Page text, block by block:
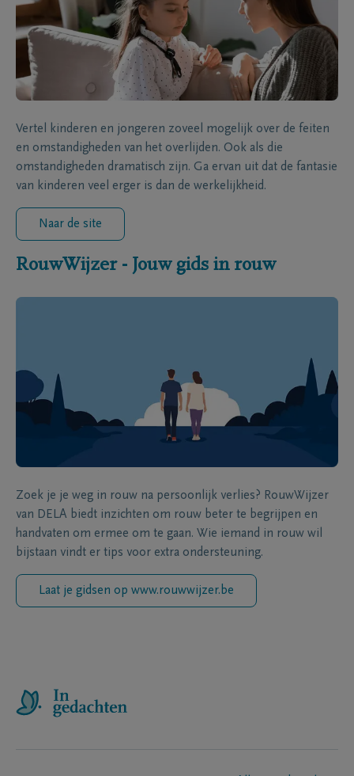
Vertel kinderen en jongeren zoveel mogelijk over de feiten
en omstandigheden van het overlijden. Ook als die
omstandigheden dramatisch zijn. Ga ervan uit dat de fantasie
van kinderen veel erger is dan de werkelijkheid.
Naar de site
RouwWijzer - Jouw gids in rouw
Zoek je je weg in rouw na persoonlijk verlies? RouwWijzer
van DELA biedt inzichten om rouw beter te begrijpen en
handvaten om ermee om te gaan. Wie iemand in rouw wil
bijstaan vindt er tips voor extra ondersteuning.
Laat je gidsen op www.rouwwijzer.be